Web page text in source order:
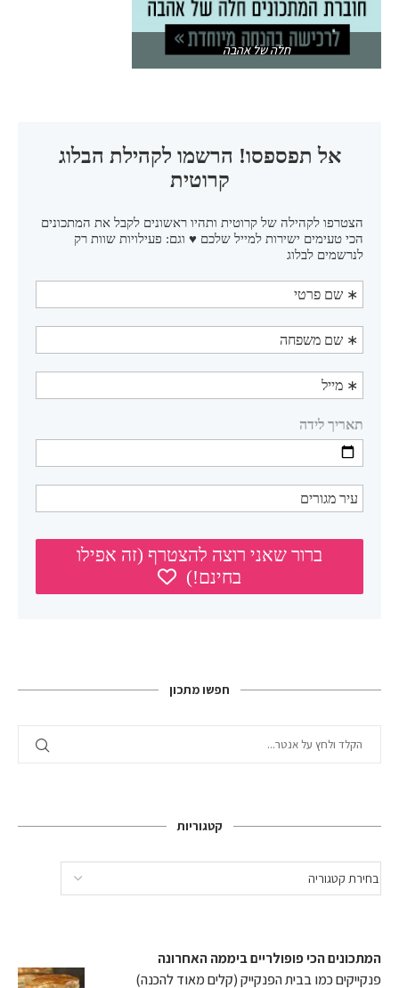
חלה של אהבה
חפשו מתכון
קטגוריות
המתכונים הכי פופולריים ביממה האחרונה
פנקייקים כמו בבית הפנקייק (קלים מאוד להכנה)